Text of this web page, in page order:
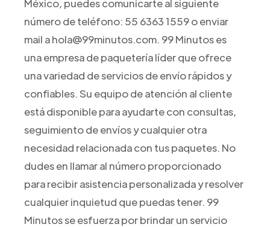
México, puedes comunicarte al siguiente
número de teléfono: 55 6363 1559 o enviar
mail a hola@99minutos.com. 99 Minutos es
una empresa de paquetería líder que ofrece
una variedad de servicios de envío rápidos y
confiables. Su equipo de atención al cliente
está disponible para ayudarte con consultas,
seguimiento de envíos y cualquier otra
necesidad relacionada con tus paquetes. No
dudes en llamar al número proporcionado
para recibir asistencia personalizada y resolver
cualquier inquietud que puedas tener. 99
Minutos se esfuerza por brindar un servicio